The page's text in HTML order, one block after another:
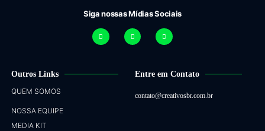
Siga nossas Mídias Sociais
Outros Links
QUEM SOMOS
NOSSA EQUIPE
MEDIA KIT
Entre em Contato
contato@creativosbr.com.br